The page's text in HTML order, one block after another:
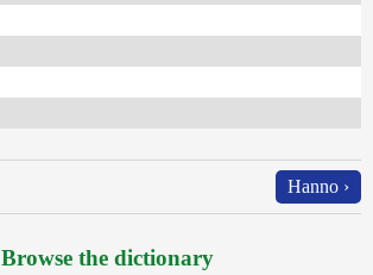
Hanno ›
Browse the dictionary